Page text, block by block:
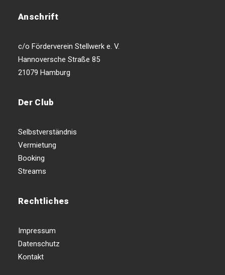
Anschrift
c/o Förderverein Stellwerk e. V.
Hannoversche Straße 85
21079 Hamburg
Der Club
Selbstverständnis
Vermietung
Booking
Streams
Rechtliches
Impressum
Datenschutz
Kontakt